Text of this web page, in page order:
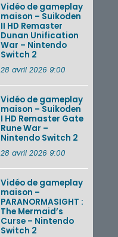
Vidéo de gameplay
maison – Suikoden
II HD Remaster
Dunan Unification
War – Nintendo
Switch 2
28 avril 2026 9:00
Vidéo de gameplay
maison – Suikoden
I HD Remaster Gate
Rune War –
Nintendo Switch 2
28 avril 2026 9:00
Vidéo de gameplay
maison –
PARANORMASIGHT :
The Mermaid’s
Curse – Nintendo
Switch 2